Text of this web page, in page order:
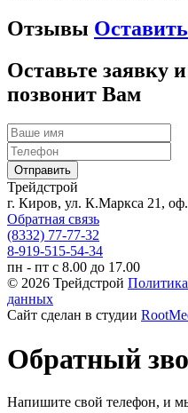
Отзывы
Оставьте заявку
позвонит Вам
Трейдстрой
г. Киров, ул. К.Маркса 21,
Обратная связь
(8332) 77-77-32
8-919-515-54-34
пн - пт с 8.00 до 17.00
© 2026 Трейдстрой
данных
Сайт сделан в студии
Обратный
Напишите свой телефон, и